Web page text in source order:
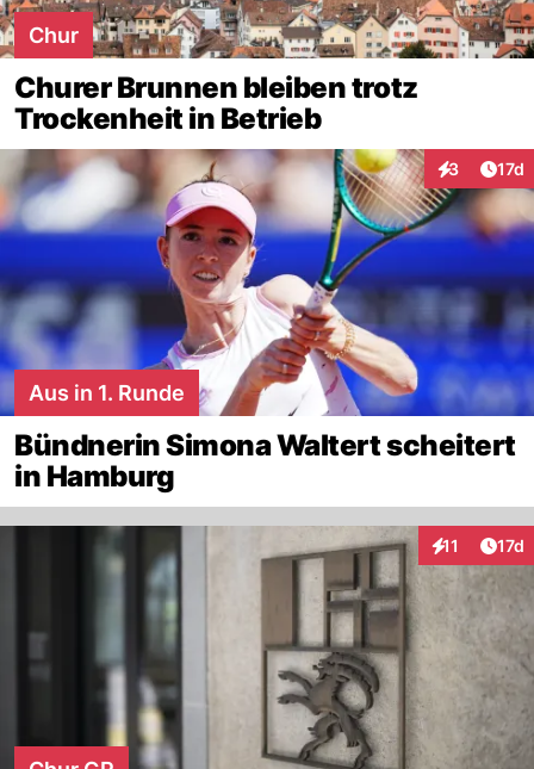
Chur
Churer Brunnen bleiben trotz
Trockenheit in Betrieb
3 17d
Aus in 1. Runde
Bündnerin Simona Waltert scheitert
in Hamburg
11
Interaktionen
17d